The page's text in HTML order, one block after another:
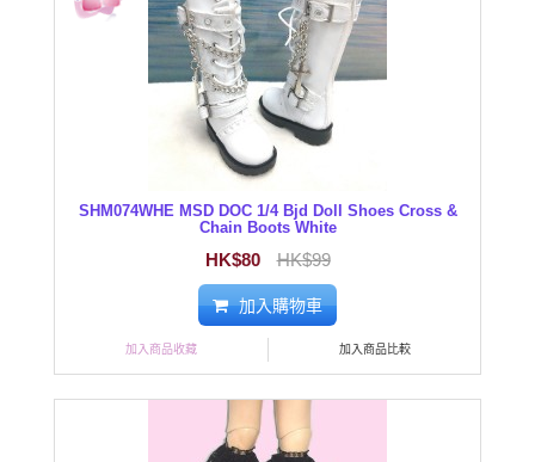
SHM074WHE MSD DOC 1/4 Bjd Doll Shoes Cross &
Chain Boots White
HK$80 HK$99
加入購物車
加入商品收藏 加入商品比較